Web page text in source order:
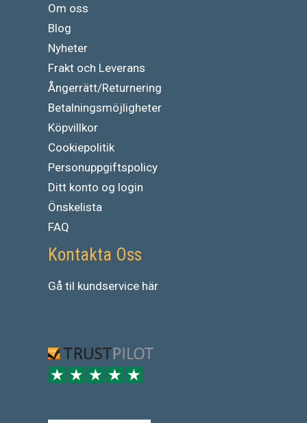
Om oss
Blog
Nyheter
Frakt och Leverans
Ångerrätt/Returnering
Betalningsmöjligheter
Köpvillkor
Cookiepolitik
Personuppgiftspolicy
Ditt konto og login
Önskelista
FAQ
Kontakta Oss
Gå til kundservice här